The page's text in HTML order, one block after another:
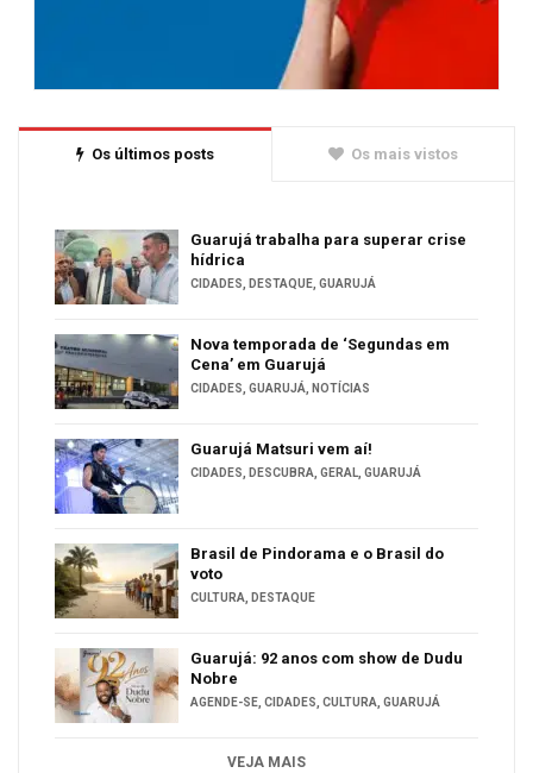
Os últimos posts Os mais vistos
Guarujá trabalha para superar crise
hídrica
CIDADES, DESTAQUE, GUARUJÁ
Nova temporada de ‘Segundas em
Cena’ em Guarujá
CIDADES, GUARUJÁ, NOTÍCIAS
Guarujá Matsuri vem aí!
CIDADES, DESCUBRA, GERAL, GUARUJÁ
Brasil de Pindorama e o Brasil do
voto
CULTURA, DESTAQUE
Guarujá: 92 anos com show de Dudu
Nobre
AGENDE-SE, CIDADES, CULTURA, GUARUJÁ
VEJA MAIS